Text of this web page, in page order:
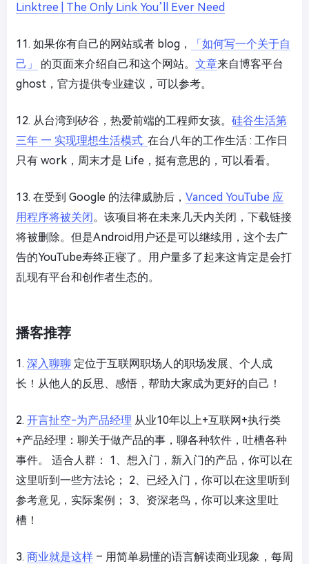
Linktree | The Only Link You’ll Ever Need
11. 如果你有自己的网站或者 blog，
「如何写一个关于自
己」
的页面来介绍自己和这个网站。 文章来自博客平台
ghost，官方提供专业建议，可以参考。
12. 从台湾到矽谷，热爱前端的工程师女孩。 硅谷生活第
三年 — 实现理想生活模式. 在台八年的工作生活 : 工作日
只有 work，周末才是 Life，挺有意思的，可以看看。
13. 在受到 Google 的法律威胁后， Vanced YouTube 应
用程序将被关闭。该项目将在未来几天内关闭，下载链接
将被删除。但是Android用户还是可以继续用，这个去广
告的YouTube寿终正寝了。用户量多了起来这肯定是会打
乱现有平台和创作者生态的。
播客推荐
1. 深入聊聊 定位于互联网职场人的职场发展、个人成
长！从他人的反思、感悟，帮助大家成为更好的自己！
2. 开言扯空-为产品经理 从业10年以上+互联网+执行类
+产品经理：聊关于做产品的事，聊各种软件，吐槽各种
事件。 适合人群： 1、想入门，新入门的产品，你可以在
这里听到一些方法论； 2、已经入门，你可以在这里听到
参考意见，实际案例； 3、资深老鸟，你可以来这里吐
槽！
3. 商业就是这样 – 用简单易懂的语言解读商业现象，每周